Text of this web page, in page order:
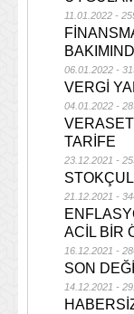
11.01.2022 -
06.01.2022 -
VERGİ
04.01.2022 -
TARİFE
23.12.2021 -
21.12.2021 -
ACİL BİR
16.12.2021 -
SON
14.12.2021 -